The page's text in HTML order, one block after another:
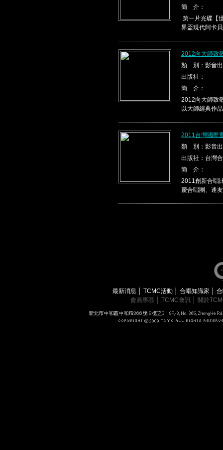
簡 介：
第一片光碟【
界盃現代阿卡
2012向大師致
類 別：影音
出版社：
簡 介：
2012向大師致
以大師經典作
2011台灣國際
類 別：影音
出版社：台灣
簡 介：
2011創新合唱
慶合唱團、逢
最新消息 TCMC活動 合唱知識家
會員專區
TCMC會訊 關於